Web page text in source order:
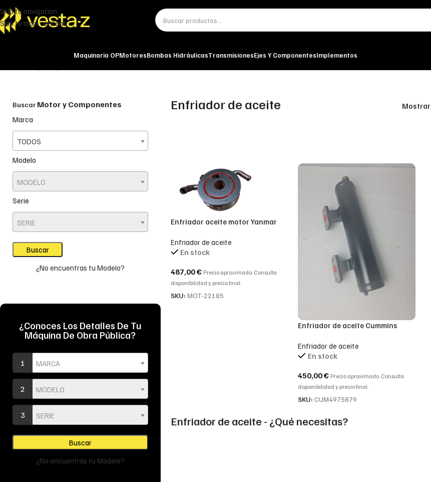
Skip to navigation
Skip to main content
Maquinaria OPMotoresBombas HidráulicasTransmisionesEjes Y ComponentesImplementos
Buscar Motor y Componentes
Marca
TODOS
Modelo
MODELO
Serie
SERIE
¿No encuentras tu Modelo?
¿Conoces Los Detalles De Tu
Máquina De Obra Pública?
1 MARCA
2 MODELO
3 SERIE
¿No encuentras tu Modelo?
Enfriador de aceite Mostrar
Enfriador aceite motor Yanmar
Komatsu WB
Enfriador de aceite
En stock
487,00€ Precio aproximado. Consulta
disponibilidad y precio final.
SKU: MOT-22185
Enfriador de aceite Cummins
Enfriador de aceite
En stock
450,00€ Precio aproximado. Consulta
disponibilidad y precio final.
SKU:CUM4975879
Enfriador de aceite - ¿Qué necesitas?